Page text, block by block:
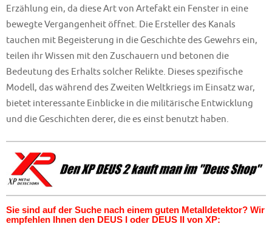
Erzählung ein, da diese Art von Artefakt ein Fenster in eine
bewegte Vergangenheit öffnet. Die Ersteller des Kanals
tauchen mit Begeisterung in die Geschichte des Gewehrs ein,
teilen ihr Wissen mit den Zuschauern und betonen die
Bedeutung des Erhalts solcher Relikte. Dieses spezifische
Modell, das während des Zweiten Weltkriegs im Einsatz war,
bietet interessante Einblicke in die militärische Entwicklung
und die Geschichten derer, die es einst benutzt haben.
Sie sind auf der Suche nach einem guten Metalldetektor? Wir
empfehlen Ihnen den DEUS I oder DEUS II von XP: